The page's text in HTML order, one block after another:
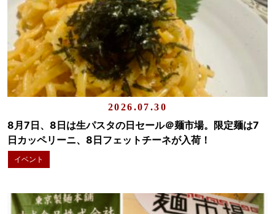
2026.07.30
8月7日、8日は生パスタの日セール＠麺市場。限定麺は7
日カッペリーニ、8日フェットチーネが入荷！
イベント